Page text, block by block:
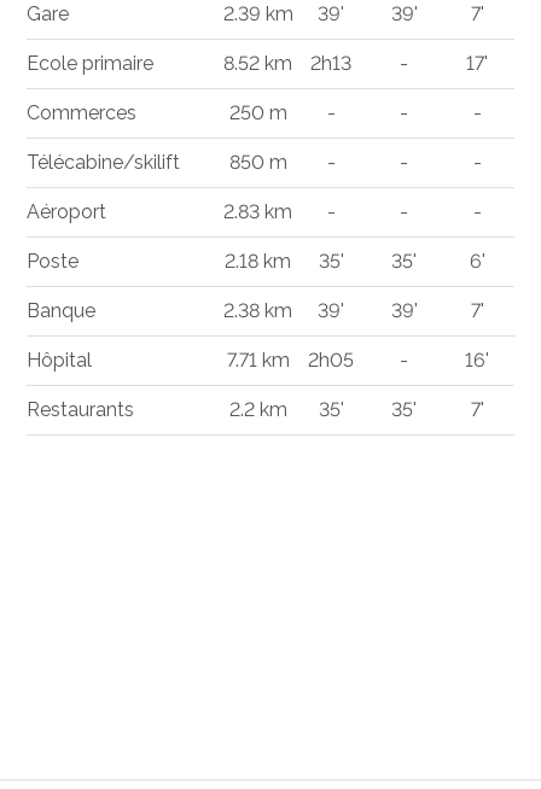
Gare 2.39 km 39' 39' 7'
Ecole primaire 8.52 km 2h13 - 17'
Commerces 250 m - - -
Télécabine/skilift 850 m - - -
Aéroport 2.83 km - - -
Poste 2.18 km 35' 35' 6'
Banque 2.38 km 39' 39' 7'
Hôpital 7.71 km 2h05 - 16'
Restaurants 2.2 km 35' 35' 7'